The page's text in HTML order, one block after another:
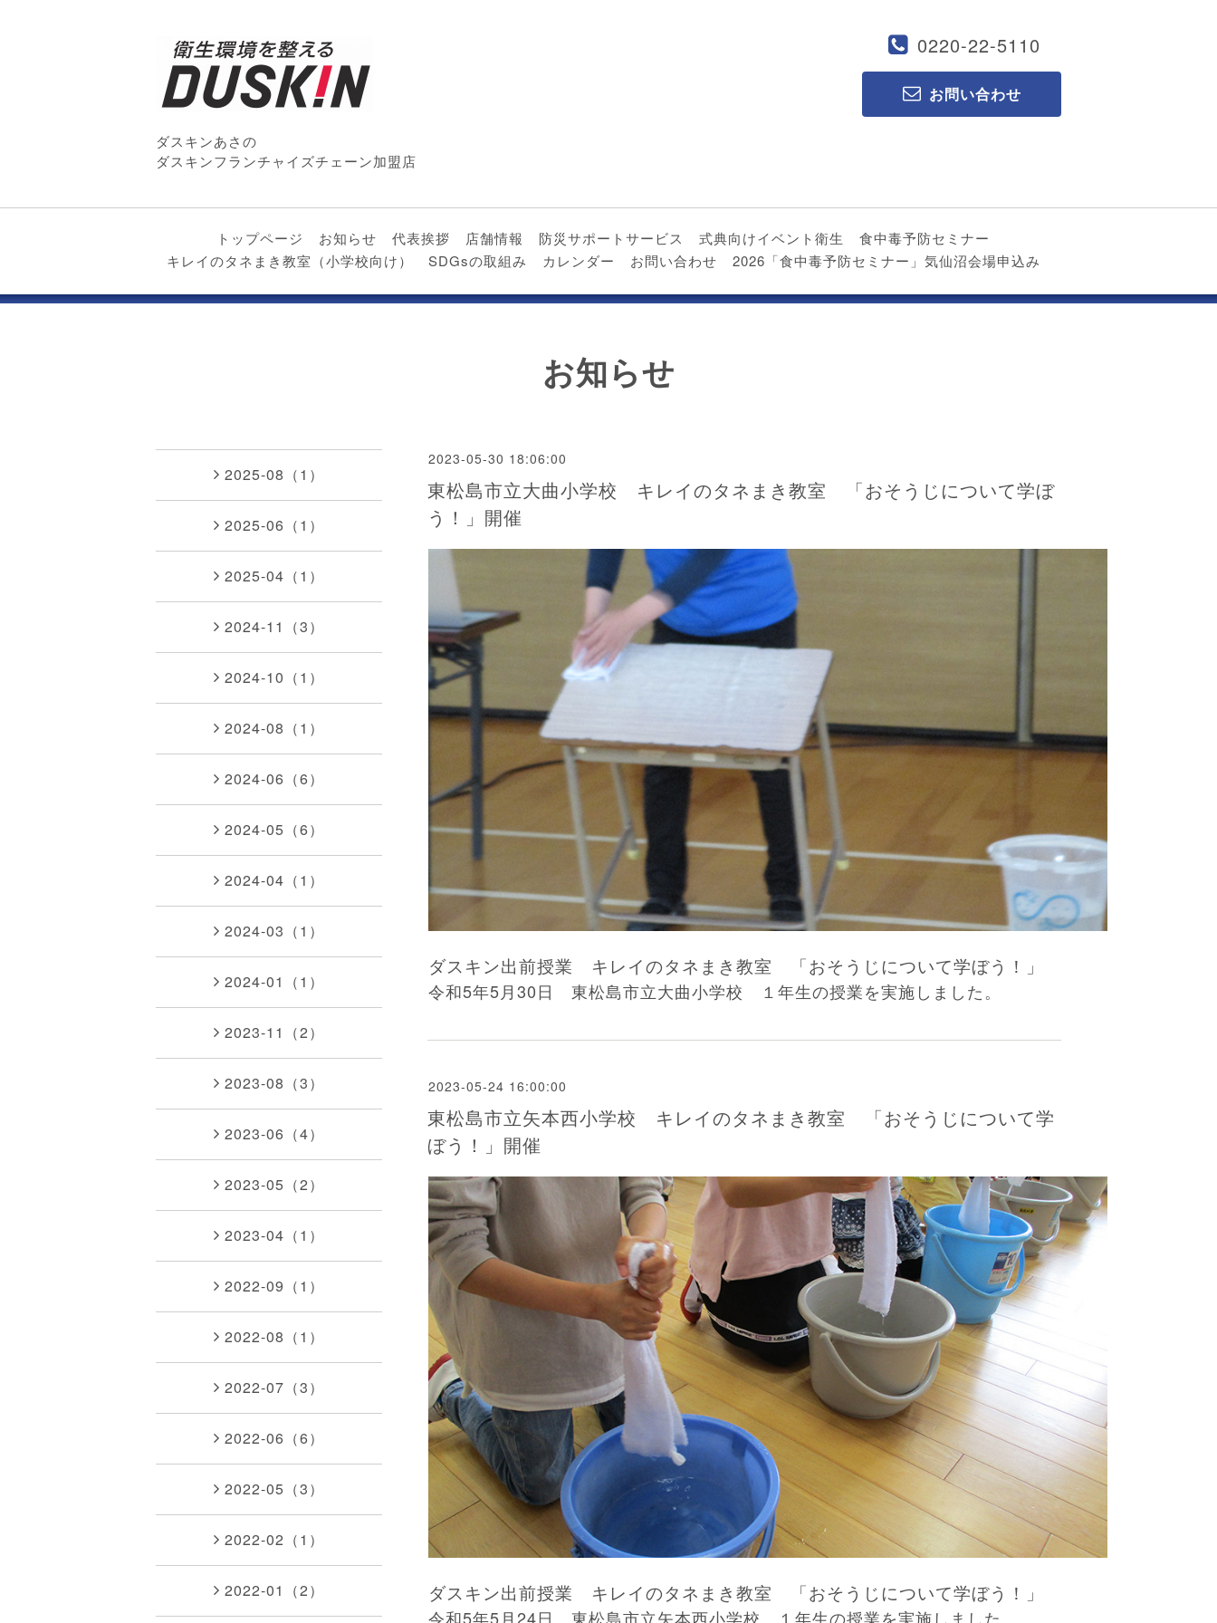
0220-22-5110
お問い合わせ
ダスキンあさの
ダスキンフランチャイズチェーン加盟店
トップページ お知らせ 代表挨拶 店舗情報 防災サポートサービス 式典向けイベント衛生
食中毒予防セミナー
キレイのタネまき教室（小学校向け）
SDGsの取組み カレンダー お問い合わせ 2026「食中毒予防セミナー」気仙沼会場申込み
お知らせ
2023-05-30 18:06:00
東松島市立大曲小学校 キレイのタネまき教室 「おそうじについて学ぼ
う！」開催
ダスキン出前授業 キレイのタネまき教室 「おそうじについて学ぼう！」
令和5年5月30日 東松島市立大曲小学校 １年生の授業を実施しました。
2023-05-24 16:00:00
東松島市立矢本西小学校 キレイのタネまき教室 「おそうじについて学
ぼう！」開催
ダスキン出前授業 キレイのタネまき教室 「おそうじについて学ぼう！」
令和5年5月24日 東松島市立矢本西小学校 １年生の授業を実施しました。
2025-08（1）
2025-06（1）
2025-04（1）
2024-11（3）
2024-10（1）
2024-08（1）
2024-06（6）
2024-05（6）
2024-04（1）
2024-03（1）
2024-01（1）
2023-11（2）
2023-08（3）
2023-06（4）
2023-05（2）
2023-04（1）
2022-09（1）
2022-08（1）
2022-07（3）
2022-06（6）
2022-05（3）
2022-02（1）
2022-01（2）